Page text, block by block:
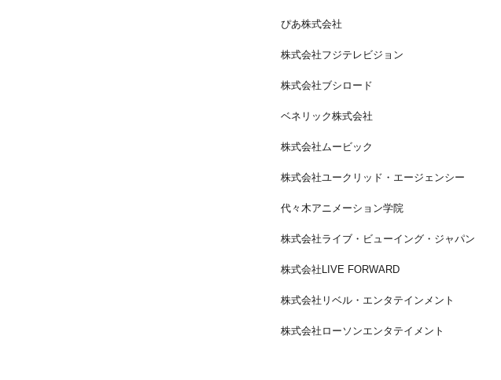
ぴあ株式会社
株式会社フジテレビジョン
株式会社ブシロード
ベネリック株式会社
株式会社ムービック
株式会社ユークリッド・エージェンシー
代々木アニメーション学院
株式会社ライブ・ビューイング・ジャパン
株式会社LIVE FORWARD
株式会社リベル・エンタテインメント
株式会社ローソンエンタテイメント